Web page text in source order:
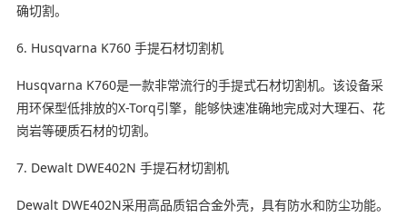
确切割。
6. Husqvarna K760 手提石材切割机
Husqvarna K760是一款非常流行的手提式石材切割机。该设备采
用环保型低排放的X-Torq引擎，能够快速准确地完成对大理石、花
岗岩等硬质石材的切割。
7. Dewalt DWE402N 手提石材切割机
Dewalt DWE402N采用高品质铝合金外壳，具有防水和防尘功能。